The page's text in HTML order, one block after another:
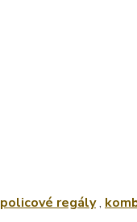
policové regály,